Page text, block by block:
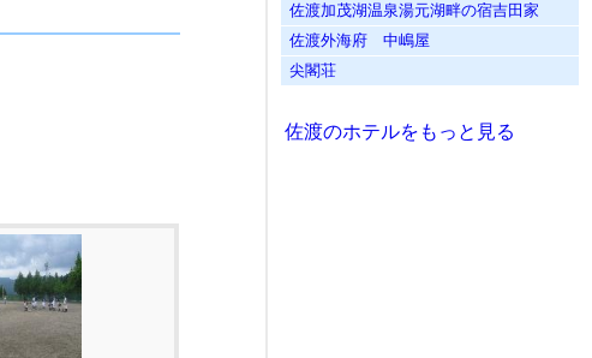
佐渡加茂湖温泉湯元湖畔の宿吉田家
佐渡外海府 中嶋屋
尖閣荘
佐渡のホテルをもっと見る